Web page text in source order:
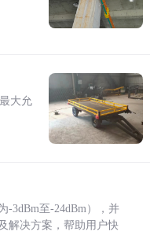
大允
-3dBm至-24dBm），并
解决方案，帮助用户快